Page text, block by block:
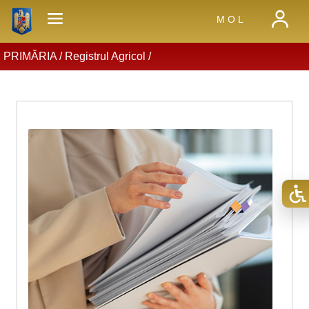
M O L
PRIMĂRIA / Registrul Agricol /